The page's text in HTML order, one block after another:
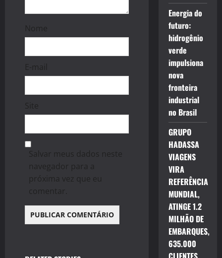
Nome
E-mail
Site
Salvar meus dados neste
navegador para a
próxima vez que eu
comentar.
Energia do
futuro:
hidrogênio
verde
impulsiona
nova
fronteira
industrial
no Brasil
GRUPO
HADASSA
VIAGENS
VIRA
REFERÊNCIA
MUNDIAL,
ATINGE 1.2
MILHÃO DE
EMBARQUES,
635.000